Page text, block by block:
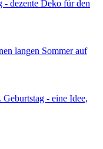
- dezente Deko für den
langen Sommer auf
- eine Idee,